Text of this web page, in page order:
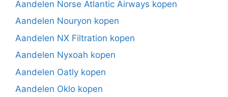
Aandelen Norse Atlantic Airways kopen
Aandelen Nouryon kopen
Aandelen NX Filtration kopen
Aandelen Nyxoah kopen
Aandelen Oatly kopen
Aandelen Oklo kopen